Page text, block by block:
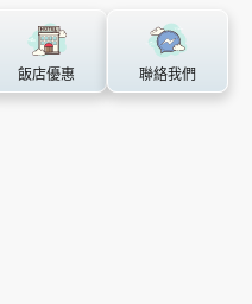
飯店優惠 聯絡我們